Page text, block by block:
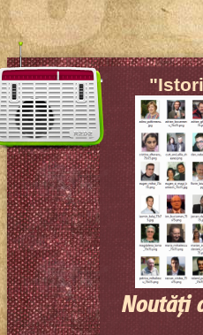
Noutăţi